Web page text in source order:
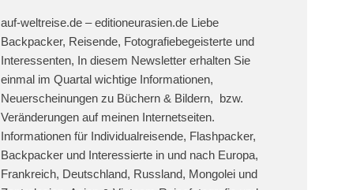
auf-weltreise.de – editioneurasien.de Liebe
Backpacker, Reisende, Fotografiebegeisterte und
Interessenten, In diesem Newsletter erhalten Sie
einmal im Quartal wichtige Informationen,
Neuerscheinungen zu Büchern & Bildern, bzw.
Veränderungen auf meinen Internetseiten.
Informationen für Individualreisende, Flashpacker,
Backpacker und Interessierte in und nach Europa,
Frankreich, Deutschland, Russland, Mongolei und